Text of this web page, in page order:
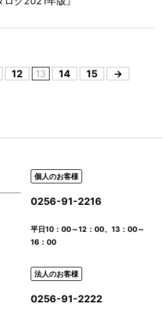
12 13 14 15 →
個人のお客様
0256-91-2216
平日10：00～12：00、13：00～
16：00
法人のお客様
0256-91-2222